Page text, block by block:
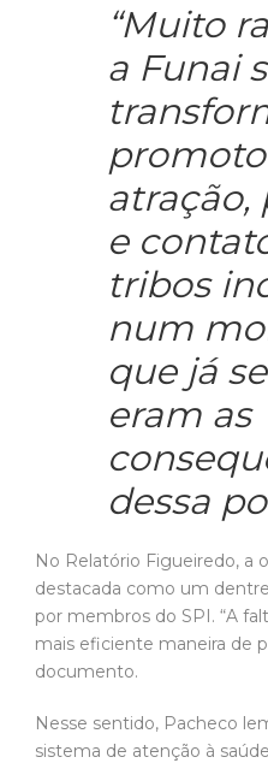
“Muito
a Funai
atração,
e
tribos
num
que já
eram as
dessa
No Relatório Figueiredo, a
destacada como um
por membros do SPI. “A
mais eficiente maneira de
documento.
Nesse sentido, Pacheco
sistema de atenção à